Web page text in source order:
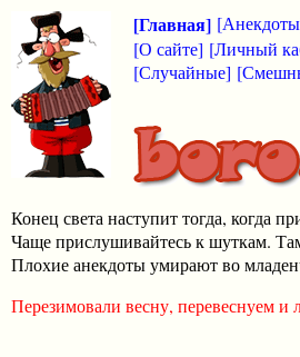
[Главная]
[О сайте] [Личный
[Случайные]
Конец света наступит тогда, когда
Чаще прислушивайтесь к шуткам.
Плохие анекдоты умирают во
Перезимовали весну, перевеснуем и